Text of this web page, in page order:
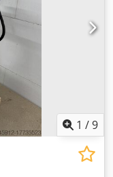
1 /9